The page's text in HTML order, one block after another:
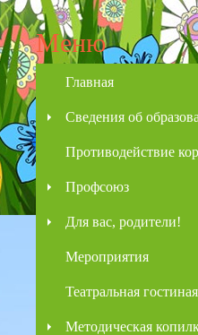
Меню
Главная
Сведения об
Противодействие
Профсоюз
Для вас, родители!
Мероприятия
Театральная гостиная
Методическая